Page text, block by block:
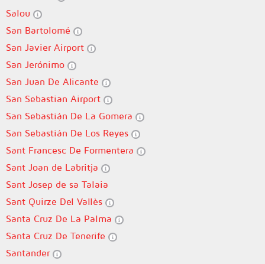
Salou
San Bartolomé
San Javier Airport
San Jerónimo
San Juan De Alicante
San Sebastian Airport
San Sebastián De La Gomera
San Sebastián De Los Reyes
Sant Francesc De Formentera
Sant Joan de Labritja
Sant Josep de sa Talaia
Sant Quirze Del Vallès
Santa Cruz De La Palma
Santa Cruz De Tenerife
Santander